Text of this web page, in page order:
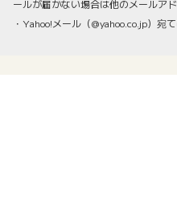
ールが届かない場合は他のメールア
・Yahoo!メール（@yahoo.co.jp）宛